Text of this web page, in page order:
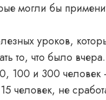
могли бы
уроков,
то, что было
100 и 300
человек, не